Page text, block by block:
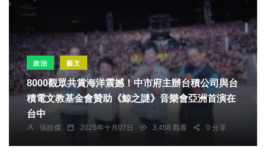
政治 藝文
8000觀眾共賞海洋震撼！中市府主辦台積公司與台
積電文教基金會贊助《鯨之謎》音樂會亞洲首演在
台中
張皓傑 2025年十月07日 3,458 觀看 0 分享